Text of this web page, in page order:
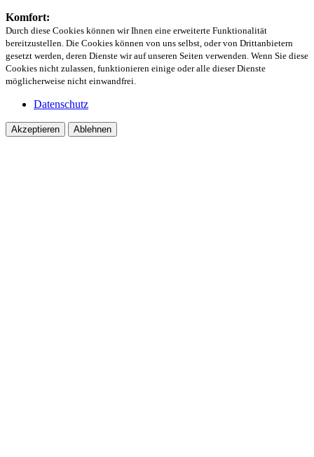
Komfort:
Durch diese Cookies können wir Ihnen eine erweiterte Funktionalität
bereitzustellen. Die Cookies können von uns selbst, oder von Drittanbietern
gesetzt werden, deren Dienste wir auf unseren Seiten verwenden. Wenn Sie diese
Cookies nicht zulassen, funktionieren einige oder alle dieser Dienste
möglicherweise nicht einwandfrei.
Datenschutz
Akzeptieren Ablehnen